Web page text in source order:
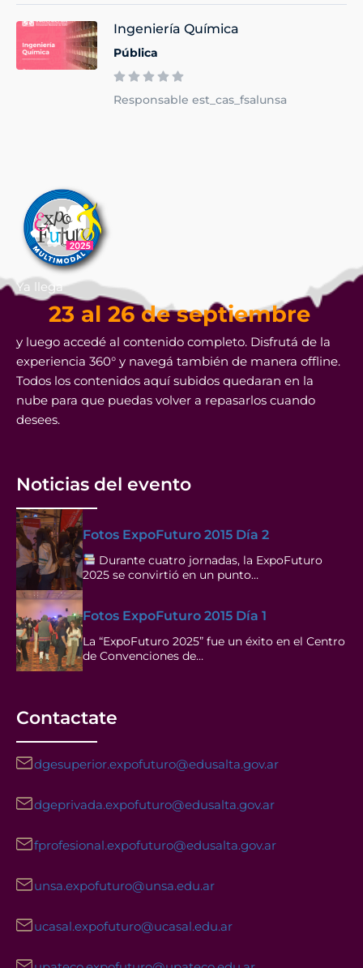
Ingeniería Química
Pública
Responsable est_cas_fsalunsa
Ya llega
23 al 26 de septiembre
y luego accedé al contenido completo. Disfrutá de la
experiencia 360° y navegá también de manera offline.
Todos los contenidos aquí subidos quedaran en la
nube para que puedas volver a repasarlos cuando
desees.
Noticias del evento
Fotos ExpoFuturo 2015 Día 2
Durante cuatro jornadas, la ExpoFuturo
2025 se convirtió en un punto…
Fotos ExpoFuturo 2015 Día 1
La “ExpoFuturo 2025” fue un éxito en el Centro
de Convenciones de…
Contactate
dgesuperior.expofuturo@edusalta.gov.ar
dgeprivada.expofuturo@edusalta.gov.ar
fprofesional.expofuturo@edusalta.gov.ar
unsa.expofuturo@unsa.edu.ar
ucasal.expofuturo@ucasal.edu.ar